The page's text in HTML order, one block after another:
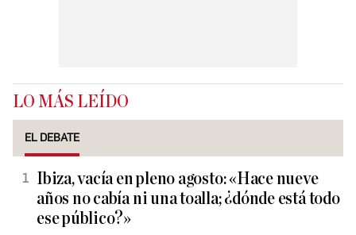
LO MÁS LEÍDO
EL DEBATE
Ibiza, vacía en pleno agosto: «Hace nueve
años no cabía ni una toalla; ¿dónde está todo
ese público?»